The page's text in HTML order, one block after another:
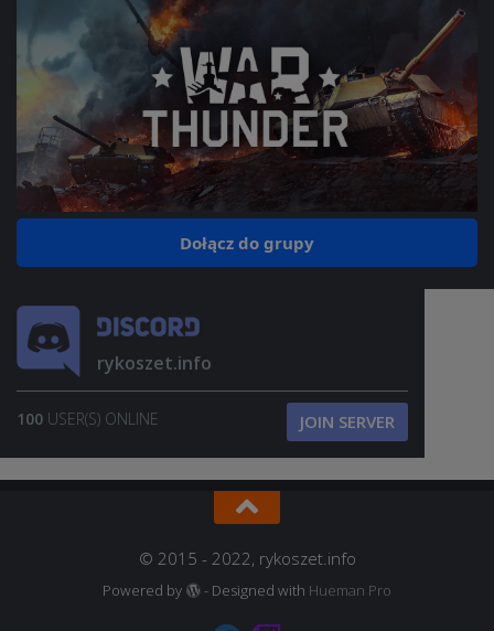
Dołącz do grupy
rykoszet.info
100 USER(S) ONLINE JOIN SERVER
© 2015 - 2022, rykoszet.info
Powered by - Designed with Hueman Pro